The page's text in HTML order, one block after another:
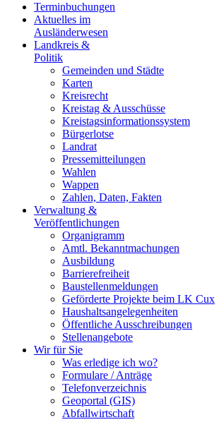
Terminbuchungen
Aktuelles im
Ausländerwesen
Landkreis &
Politik
Gemeinden und Städte
Karten
Kreisrecht
Kreistag & Ausschüsse
Kreistagsinformationssystem
Bürgerlotse
Landrat
Pressemitteilungen
Wahlen
Wappen
Zahlen, Daten, Fakten
Verwaltung &
Veröffentlichungen
Organigramm
Amtl. Bekanntmachungen
Ausbildung
Barrierefreiheit
Baustellenmeldungen
Geförderte Projekte beim LK Cux
Haushaltsangelegenheiten
Öffentliche Ausschreibungen
Stellenangebote
Wir für Sie
Was erledige ich wo?
Formulare / Anträge
Telefonverzeichnis
Geoportal (GIS)
Abfallwirtschaft